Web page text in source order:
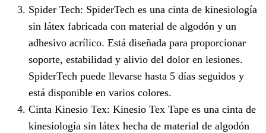
Spider Tech: SpiderTech es una cinta de kinesiología
sin látex fabricada con material de algodón y un
adhesivo acrílico. Está diseñada para proporcionar
soporte, estabilidad y alivio del dolor en lesiones.
SpiderTech puede llevarse hasta 5 días seguidos y
está disponible en varios colores.
Cinta Kinesio Tex: Kinesio Tex Tape es una cinta de
kinesiología sin látex hecha de material de algodón